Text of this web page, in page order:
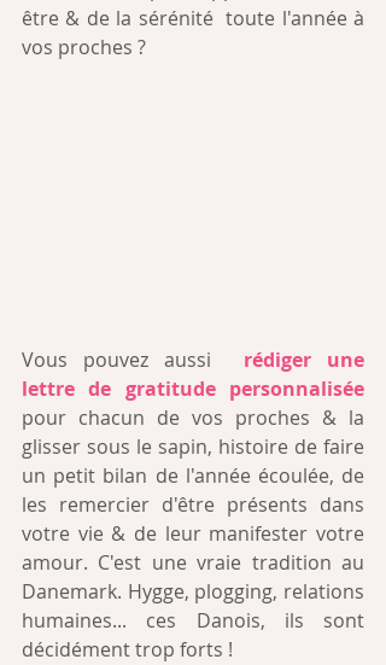
être & de la sérénité  toute l'année à
vos proches ?
Vous pouvez aussi rédiger une
lettre de gratitude personnalisée
pour chacun de vos proches & la
glisser sous le sapin, histoire de faire
un petit bilan de l'année écoulée, de
les remercier d'être présents dans
votre vie & de leur manifester votre
amour. C'est une vraie tradition au
Danemark. Hygge, plogging, relations
humaines... ces Danois, ils sont
décidément trop forts !